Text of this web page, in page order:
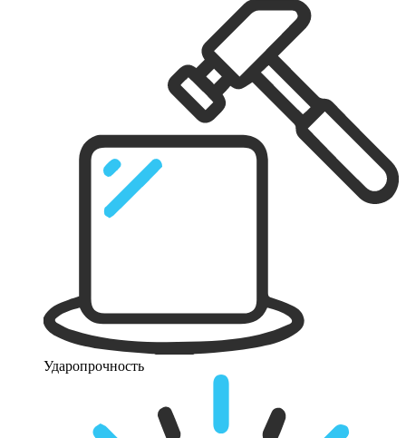
Ударопрочность